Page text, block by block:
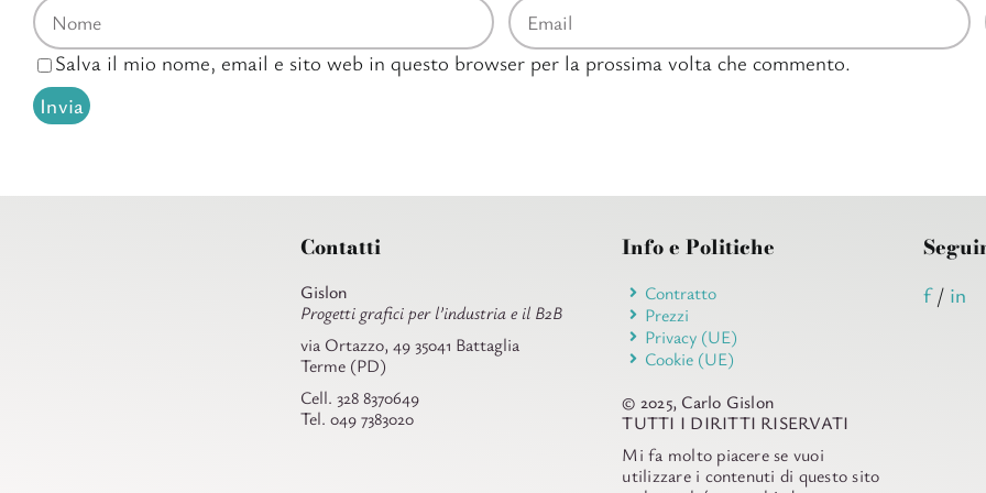
Salva il mio nome, email e sito web in questo browser per la prossima volta che commento.
Contatti
Gislon
Progetti grafici per l’industria e il B2B
via Ortazzo, 49 35041 Battaglia
Terme (PD)
Cell. 328 8370649
Tel. 049 7383020
Info e Politiche
Contratto
Prezzi
Privacy (UE)
Cookie (UE)
© 2025, Carlo Gislon
TUTTI I DIRITTI RISERVATI
Mi fa molto piacere se vuoi
utilizzare i contenuti di questo sito
f/ in